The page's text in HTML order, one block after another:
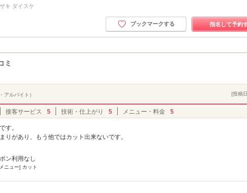
キ ダイスケ
指名して予約
ブックマークする
ミ
アルバイト） [投稿
接客サービス 5 技術・仕上がり 5 メニュー・料金 5
す。
りがあり、もう他ではカット出来ないです。
ン利用なし
ニュー] カット